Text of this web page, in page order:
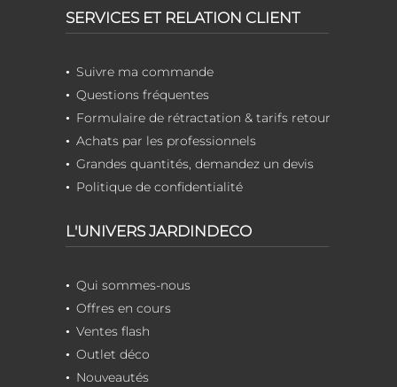
SERVICES ET RELATION CLIENT
Suivre ma commande
Questions fréquentes
Formulaire de rétractation & tarifs retour
Achats par les professionnels
Grandes quantités, demandez un devis
Politique de confidentialité
L'UNIVERS JARDINDECO
Qui sommes-nous
Offres en cours
Ventes flash
Outlet déco
Nouveautés